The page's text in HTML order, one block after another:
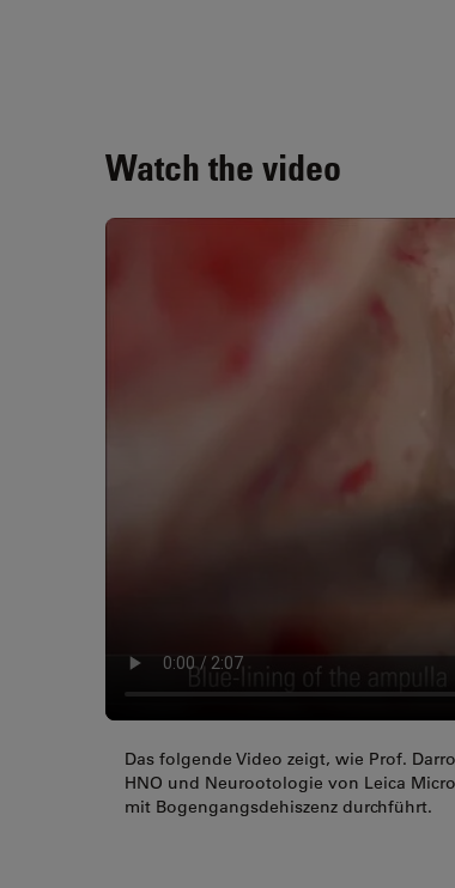
Watch the video
Das folgende Video zeigt, wie Prof.
HNO und Neurootologie von Leica
mit Bogengangsdehiszenz durchführt.